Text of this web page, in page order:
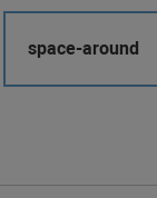
space-around